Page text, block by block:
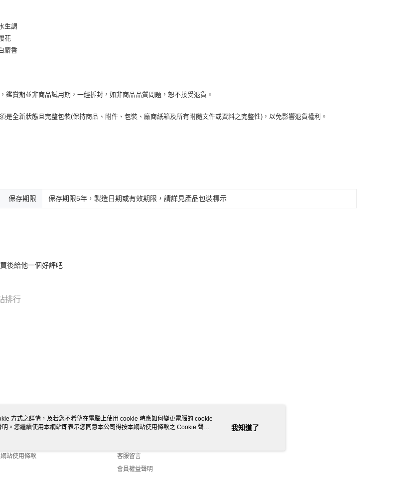
生調
花
麝香
鑑賞期並非商品試用期，一經拆封，如非商品品質問題，恕不接受退貨。
是全新狀態且完整包裝(保持商品、附件、包裝、廠商紙箱及所有附隨文件或資料之完整性)，以免影響退貨權利。
保存期限 保存期限5年，製造日期或有效期限，請詳見產品包裝標示
後給他一個好評吧
排行
站使用條款
客服資訊
客服留言
會員權益聲明
方式之詳情，及若您不希望在電腦上使用 cookie 時應如何變更電腦的 cookie
明。您繼續使用本網站即表示您同意本公司得按本網站使用條款之 Cookie 聲明
我知道了